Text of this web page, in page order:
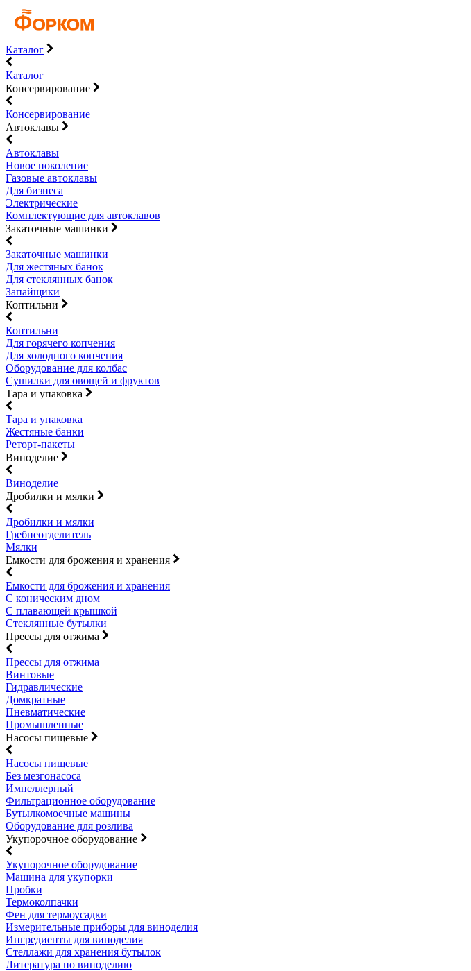
Каталог
Каталог
Консервирование
Консервирование
Автоклавы
Автоклавы
Новое поколение
Газовые автоклавы
Для бизнеса
Электрические
Комплектующие для автоклавов
Закаточные машинки
Закаточные машинки
Для жестяных банок
Для стеклянных банок
Запайщики
Коптильни
Коптильни
Для горячего копчения
Для холодного копчения
Оборудование для колбас
Сушилки для овощей и фруктов
Тара и упаковка
Тара и упаковка
Жестяные банки
Реторт-пакеты
Виноделие
Виноделие
Дробилки и мялки
Дробилки и мялки
Гребнеотделитель
Мялки
Емкости для брожения и хранения
Емкости для брожения и хранения
С коническим дном
С плавающей крышкой
Стеклянные бутылки
Прессы для отжима
Прессы для отжима
Винтовые
Гидравлические
Домкратные
Пневматические
Промышленные
Насосы пищевые
Насосы пищевые
Без мезгонасоса
Импеллерный
Фильтрационное оборудование
Бутылкомоечные машины
Оборудование для розлива
Укупорочное оборудование
Укупорочное оборудование
Машина для укупорки
Пробки
Термоколпачки
Фен для термоусадки
Измерительные приборы для виноделия
Ингредиенты для виноделия
Стеллажи для хранения бутылок
Литература по виноделию